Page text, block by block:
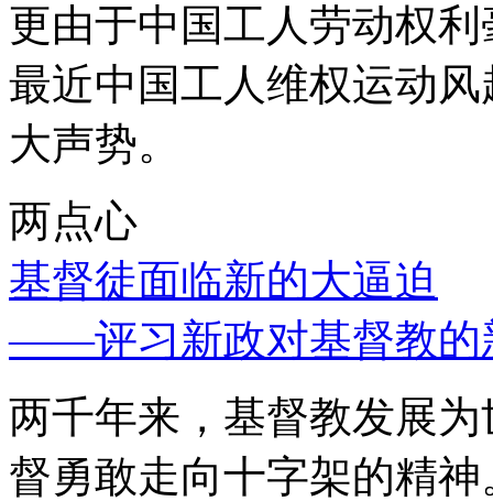
更由于中国工人劳动权
最近中国工人维权运动
大声势。
两点心
基督徒面临新的大逼迫
——评习新政对基督教的
两千年来，基督教发展
督勇敢走向十字架的精